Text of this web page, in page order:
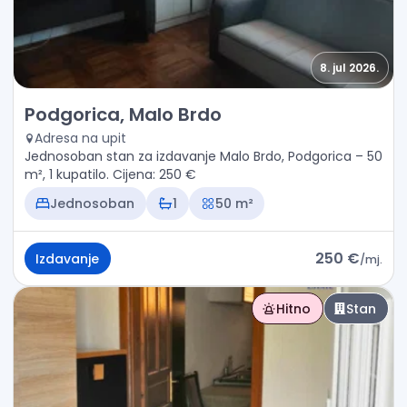
8. jul 2026.
Izdavanje - Stan Podgorica, Malo Brdo
Podgorica, Malo Brdo
Adresa na upit
Jednosoban stan za izdavanje Malo Brdo, Podgorica – 50
m², 1 kupatilo. Cijena: 250 €
Jednosoban
1 50 m²
Izdavanje 250 €/mj.
Hitno Stan